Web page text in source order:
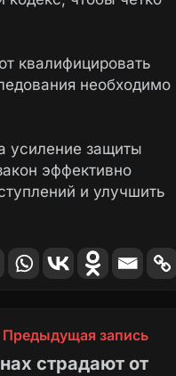
квалифицировать
необходимо
усиление защиты
эффективно
и улучшить
Предыдущая запись
страдают от